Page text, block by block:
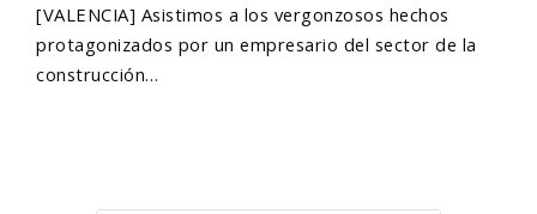
[VALENCIA] Asistimos a los vergonzosos hechos
protagonizados por un empresario del sector de la
construcción…